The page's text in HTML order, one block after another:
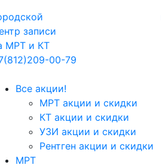
записи
МРТ и КТ
00-79
Все акции!
МРТ акции и скидки
КТ акции и скидки
УЗИ акции и скидки
Рентген акции и скидки
МРТ